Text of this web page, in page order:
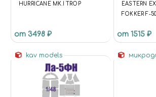
HURRICANE MK.I TROP
от 3498 ₽
EASTERN
FOKKER F-
от 1515 ₽
kav models